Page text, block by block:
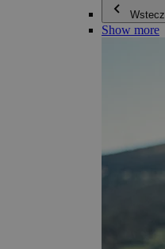
Wstecz
Show more